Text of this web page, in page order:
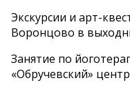
Экскурсии и арт-
Воронцово в
Занятие по
«Обручевский»